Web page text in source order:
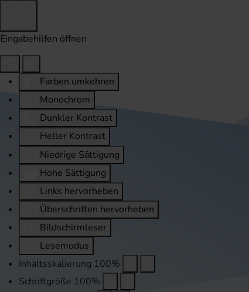
Eingabehilfen öffnen
Farben umkehren
Monochrom
Dunkler Kontrast
Heller Kontrast
Niedrige Sättigung
Hohe Sättigung
Links hervorheben
Überschriften hervorheben
Bildschirmleser
Lesemodus
Inhaltsskalierung 100%
Schriftgröße 100%